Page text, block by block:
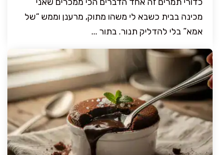
מכינה בבית כשבא לי משהו מתוק, מרענן וממש “של
אמא” בלי להדליק תנור. בתור ...